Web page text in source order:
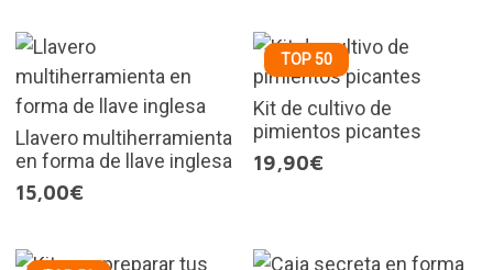
Llavero multiherramienta
en forma de llave inglesa
15,00€
TOP 50
Kit de cultivo de
pimientos picantes
19,90€